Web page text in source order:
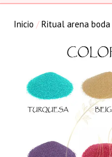
Inicio /Ritual arena boda